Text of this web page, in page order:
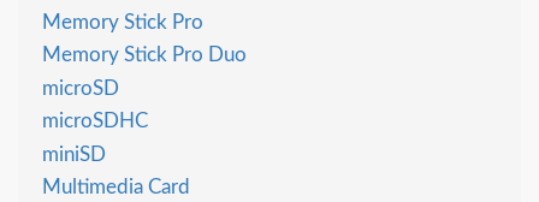
Memory Stick Pro
Memory Stick Pro Duo
microSD
microSDHC
miniSD
Multimedia Card